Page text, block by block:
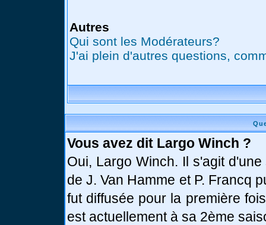
Autres
Qui sont les Modérateurs?
J'ai plein d'autres questions,
Vous avez dit Largo Winch ?
Oui, Largo Winch. Il s'agit
de J. Van Hamme et P. Francq
fut diffusée pour la première
est actuellement à sa 2ème